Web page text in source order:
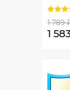
1 789
1